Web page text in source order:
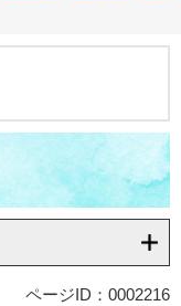
ページID：0002216